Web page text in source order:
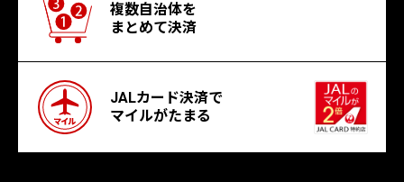
複数自治体を
まとめて決済
JALカード決済で
マイルがたまる